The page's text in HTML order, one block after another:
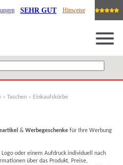
SEHR GUT Hinweise
» Taschen » Einkaufskörbe
& Werbegeschenke für Ihre Werbung
oder einem Aufdruck individuell nach
über das Produkt, Preise,